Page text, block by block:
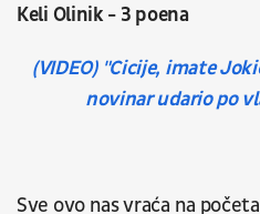
Keli Olinik - 3 poena
(VIDEO) "Cicije, imate
novinar udario po
Sve ovo nas vraća na